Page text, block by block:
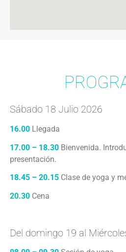
Sábado 18 Julio 2026
16.00 Llegada
17.00 – 18.30 Bienvenida.
presentación.
18.45 – 20.15 Clase de yoga y
20.30 Cena
Del domingo 19 al